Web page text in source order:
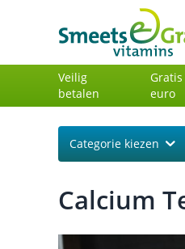
Veilig
betalen
euro
Categorie kiezen
Calcium